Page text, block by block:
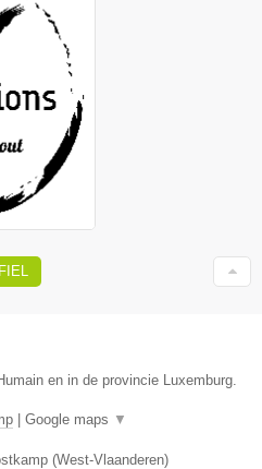
en in de provincie Luxemburg.
Google maps ▼
(West-Vlaanderen)